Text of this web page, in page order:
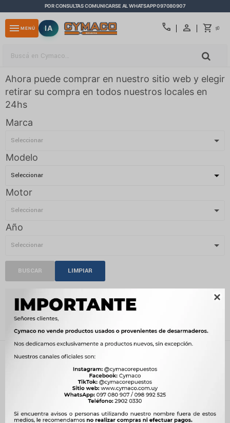

POR CONSULTAS COMUNICARSE AL WHATSAPP 097080907
call $0
menu MENÚ IA
Ahora puede comprar en nuestro sitio web y elegir
retirar su compra en todos nuestros locales en
24hs
Marca
Modelo
Motor
Año
BUSCAR LIMPIAR
PRODUCTOS
Recientes
Filtrando por: Compatibilidad:
close